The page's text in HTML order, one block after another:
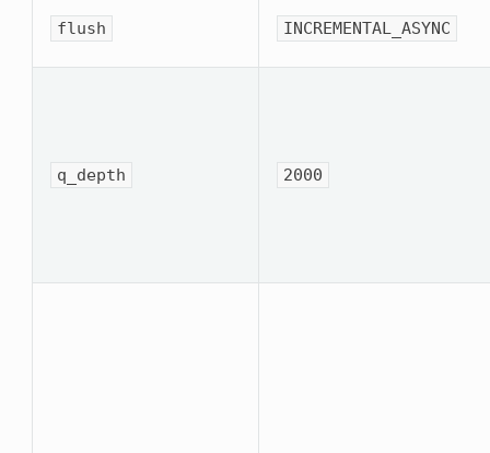
flush INCREMENTAL_ASYNC
q_depth 2000